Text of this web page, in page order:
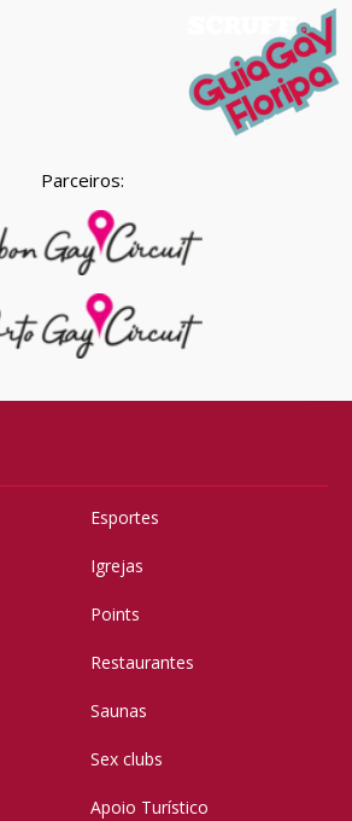
Parceiros:
Esportes
Igrejas
Points
Restaurantes
Saunas
Sex clubs
Apoio Turístico